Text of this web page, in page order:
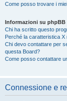
Come posso trovare i
Informazioni su phpBB
Chi ha scritto questo
Perché la caratteristica X
Chi devo contattare per
questa Board?
Come posso contattare
Connessione e